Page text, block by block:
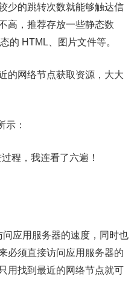
少的跳转次数就能够触达信
高，推荐存放一些静态数
的 HTML、图片文件等。
的网络节点获取资源，大大
示：
应用服务器的速度，同时也
必须直接访问应用服务器的
用找到最近的网络节点就可